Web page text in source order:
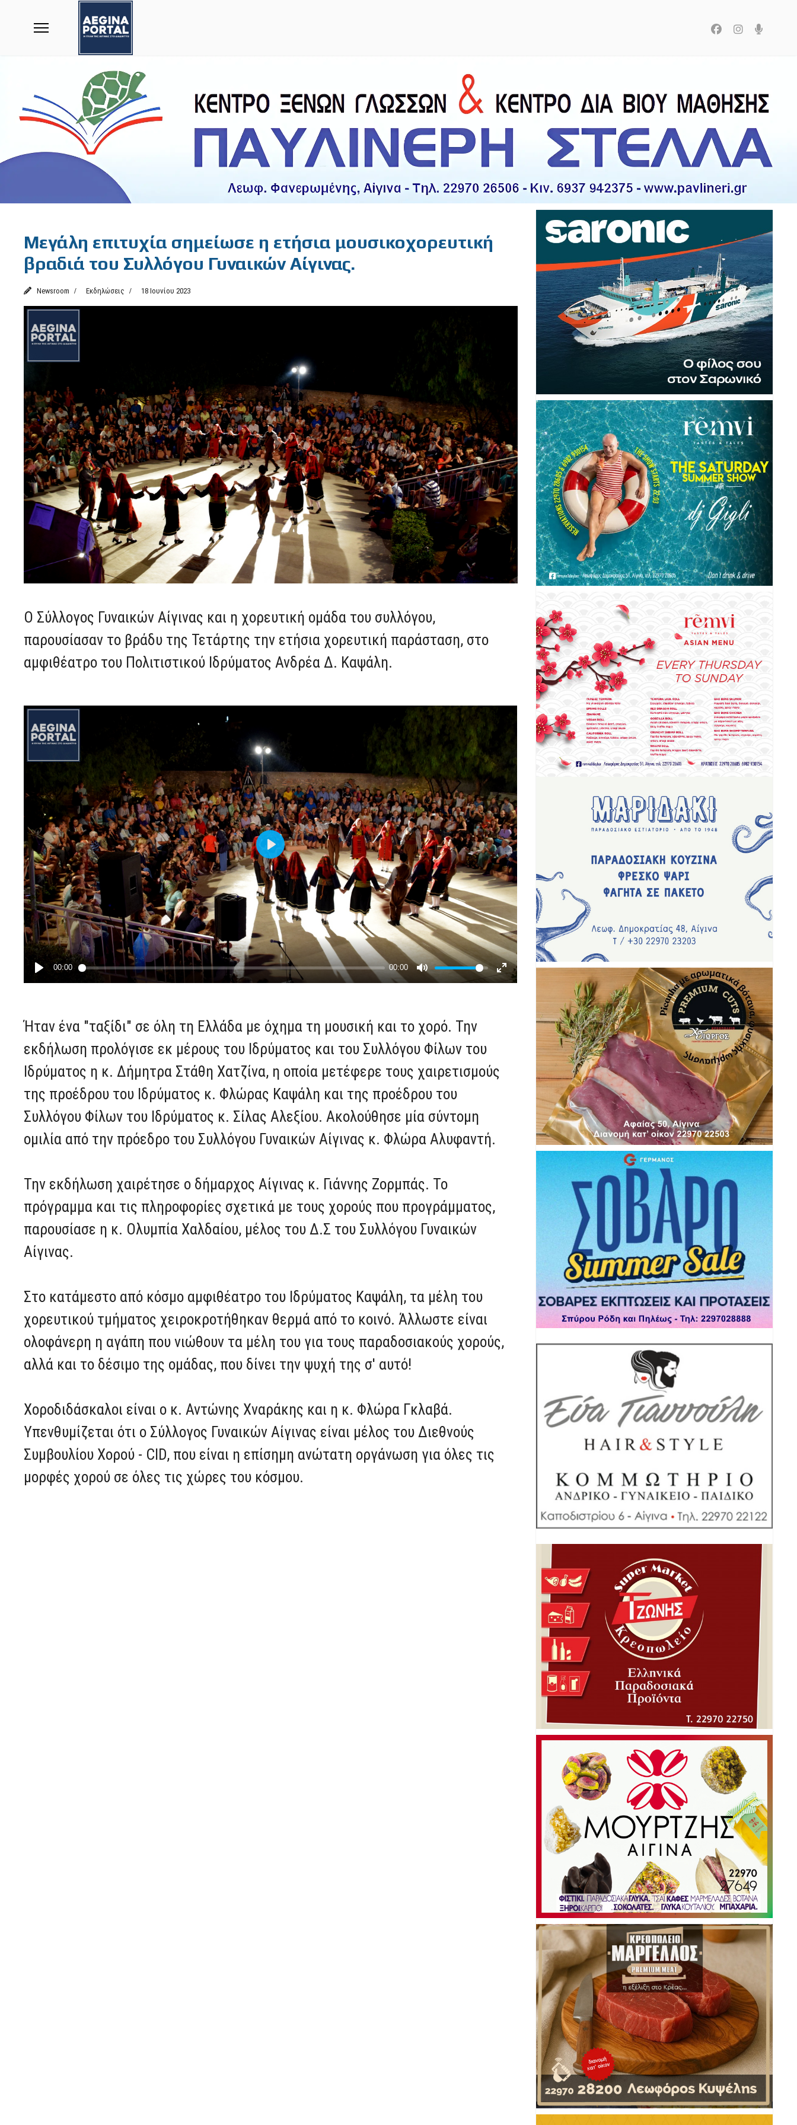
Μεγάλη επιτυχία σημείωσε η ετήσια μουσικοχορευτική
βραδιά του Συλλόγου Γυναικών Αίγινας.
Newsroom Εκδηλώσεις 18 Ιουνίου 2023
Ο Σύλλογος Γυναικών Αίγινας και η χορευτική ομάδα του συλλόγου,
παρουσίασαν το βράδυ της Τετάρτης την ετήσια χορευτική παράσταση, στο
αμφιθέατρο του Πολιτιστικού Ιδρύματος Ανδρέα Δ. Καψάλη.
Ήταν ένα "ταξίδι" σε όλη τη Ελλάδα με όχημα τη μουσική και το χορό. Την
εκδήλωση προλόγισε εκ μέρους του Ιδρύματος και του Συλλόγου Φίλων του
Ιδρύματος η κ. Δήμητρα Στάθη Χατζίνα, η οποία μετέφερε τους χαιρετισμούς
της προέδρου του Ιδρύματος κ. Φλώρας Καψάλη και της προέδρου του
Συλλόγου Φίλων του Ιδρύματος κ. Σίλας Αλεξίου. Ακολούθησε μία σύντομη
ομιλία από την πρόεδρο του Συλλόγου Γυναικών Αίγινας κ. Φλώρα Αλυφαντή.
Την εκδήλωση χαιρέτησε ο δήμαρχος Αίγινας κ. Γιάννης Ζορμπάς. Το
πρόγραμμα και τις πληροφορίες σχετικά με τους χορούς που προγράμματος,
παρουσίασε η κ. Ολυμπία Χαλδαίου, μέλος του Δ.Σ του Συλλόγου Γυναικών
Αίγινας.
Στο κατάμεστο από κόσμο αμφιθέατρο του Ιδρύματος Καψάλη, τα μέλη του
χορευτικού τμήματος χειροκροτήθηκαν θερμά από το κοινό. Άλλωστε είναι
ολοφάνερη η αγάπη που νιώθουν τα μέλη του για τους παραδοσιακούς χορούς,
αλλά και το δέσιμο της ομάδας, που δίνει την ψυχή της σ' αυτό!
Χοροδιδάσκαλοι είναι ο κ. Αντώνης Χναράκης και η κ. Φλώρα Γκλαβά.
Υπενθυμίζεται ότι ο Σύλλογος Γυναικών Αίγινας είναι μέλος του Διεθνούς
Συμβουλίου Χορού - CID, που είναι η επίσημη ανώτατη οργάνωση για όλες τις
μορφές χορού σε όλες τις χώρες του κόσμου.